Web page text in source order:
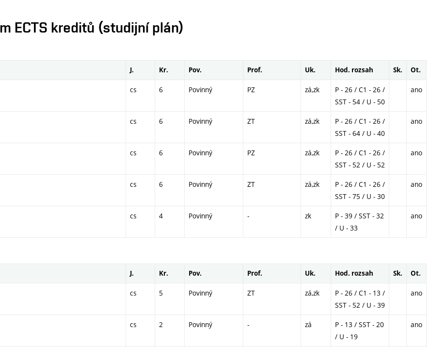
ECTS kreditů (studijní plán)
J. Kr. Pov. Prof. Uk. Hod. rozsah Sk. Ot.
cs 6 Povinný PZ zá,zk
P - 26 / C1 - 26 /
SST - 54 / U - 50
ano
cs 6 Povinný ZT zá,zk
P - 26 / C1 - 26 /
SST - 64 / U - 40
ano
cs 6 Povinný PZ zá,zk
P - 26 / C1 - 26 /
SST - 52 / U - 52
ano
cs 6 Povinný ZT zá,zk
P - 26 / C1 - 26 /
SST - 75 / U - 30
ano
cs 4 Povinný - zk
P - 39 / SST - 32
/ U - 33
ano
J. Kr. Pov. Prof. Uk. Hod. rozsah Sk. Ot.
cs 5 Povinný ZT zá,zk
P - 26 / C1 - 13 /
SST - 52 / U - 39
ano
cs 2 Povinný - zá
P - 13 / SST - 20
/ U - 19
ano